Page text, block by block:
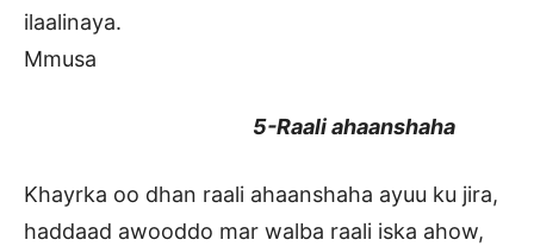
ilaalinaya.
Mmusa
5-Raali ahaanshaha
Khayrka oo dhan raali ahaanshaha ayuu ku jira,
haddaad awooddo mar walba raali iska ahow,